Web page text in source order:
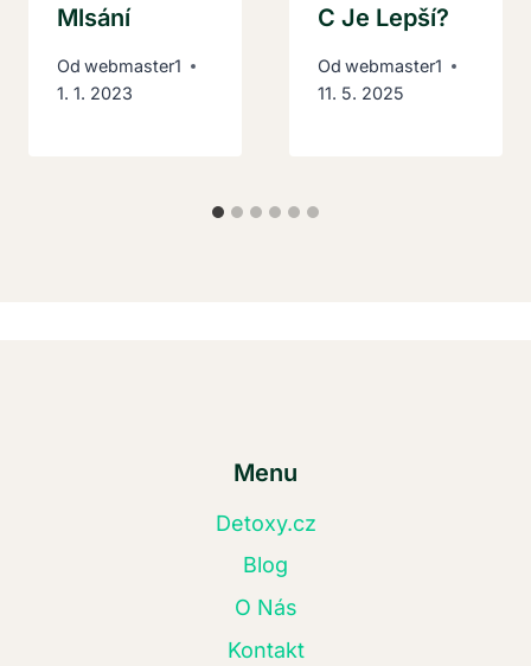
Mlsání
Od webmaster1
1. 1. 2023
C Je Lepší?
Od webmaster1
11. 5. 2025
Menu
Detoxy.cz
Blog
O Nás
Kontakt